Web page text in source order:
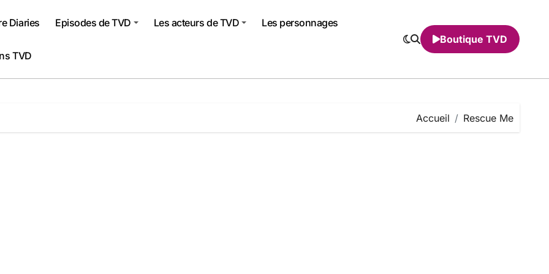
Diaries Episodes de TVD Les acteurs de TVD Les personnages
TVD
Boutique TVD
Accueil Rescue Me